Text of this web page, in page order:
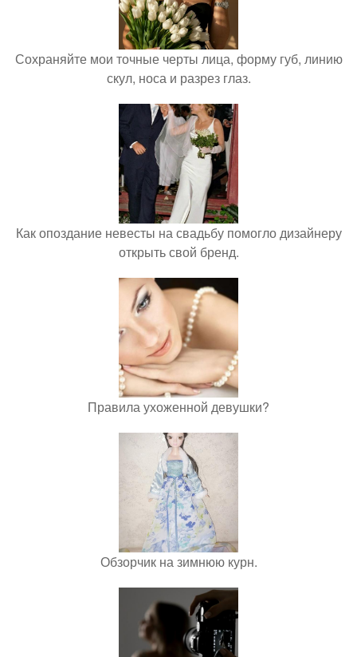
Сохраняйте мои точные черты лица, форму губ, линию
скул, носа и разрез глаз.
Как опоздание невесты на свадьбу помогло дизайнеру
открыть свой бренд.
Правила ухоженной девушки?
Обзорчик на зимнюю курн.